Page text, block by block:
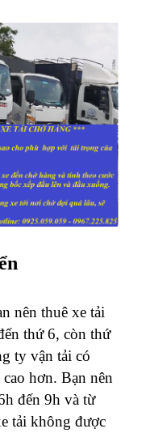
nên thuê xe tải
thứ 6, còn thứ
ty vận tải có
hơn. Bạn nên
đến 9h và từ
tải không được